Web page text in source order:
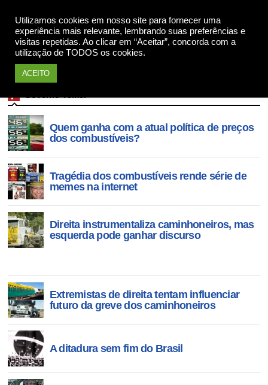
Utilizamos cookies em nosso site para fornecer uma
experiência mais relevante, lembrando suas preferências e
visitas repetidas. Ao clicar em “Aceitar”, concorda com a
utilização de TODOS os cookies.
ACEITO
Quem ganha com a atual política de preços
dos combustíveis?
Tragédia dos combustíveis rende série de
memes na internet
Direita instrumentaliza caminhoneiros, mas
esquerda pode ganhar discurso
Extremistas de direita tentam influenciar
futuro da greve dos caminhoneiros
A ditadura sem fim do Brasil